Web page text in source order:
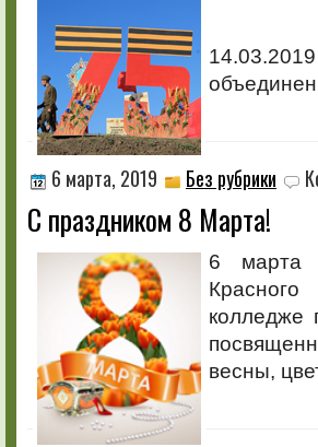
6 марта, 2019 Без рубрики
С праздником 8 Марта!
6 марта
колледже
весны,